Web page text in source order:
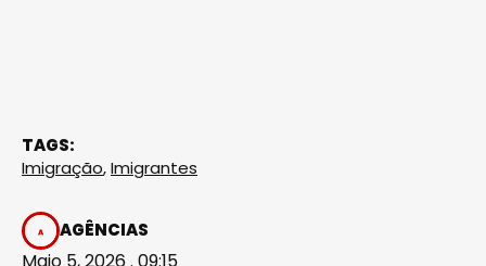
TAGS:
Imigração,Imigrantes
AGÊNCIAS
Maio 5, 2026 . 09:15